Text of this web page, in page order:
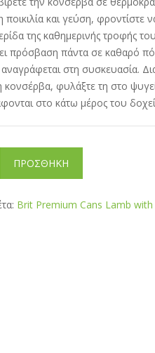
και γεύση, φροντίστε
της καθημερινής τροφής
πρόσβαση πάντα σε καθαρό
στη συσκευασία.
κονσέρβα, φυλάξτε τη στο
στο κάτω μέρος του
ΠΡΟΣΘΗΚΗ
Brit Premium Cans Lamb